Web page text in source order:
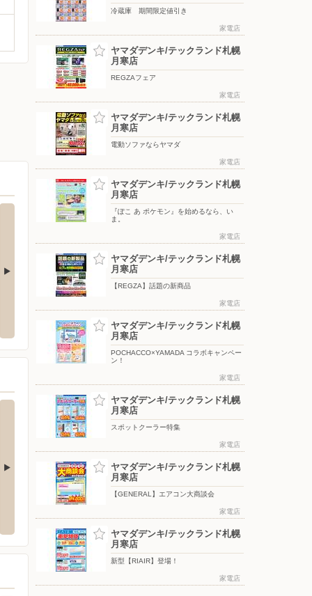
央町11-1 〒064-0808 北海道札幌市中央区南八条西25丁目2-1
条1-4-1CiiNA CiiNA琴似B1
ロピア/屯田店
〒002-0858 札幌市北区屯田8条3丁目5-1屯田1階
冷蔵庫 期間限定値引き
家電店
ヤマダデンキ/テックランド札幌
月寒店
REGZAフェア
家電店
ヤマダデンキ/テックランド札幌
月寒店
電動ソファならヤマダ
家電店
ヤマダデンキ/テックランド札幌
月寒店
『ぽこ あ ポケモン』を始めるなら、い
ま。
家電店
ヤマダデンキ/テックランド札幌
月寒店
【REGZA】話題の新商品
家電店
ヤマダデンキ/テックランド札幌
月寒店
POCHACCO×YAMADA コラボキャンペー
ン！
家電店
ヤマダデンキ/テックランド札幌
月寒店
スポットクーラー特集
家電店
ヤマダデンキ/テックランド札幌
月寒店
【GENERAL】エアコン大商談会
家電店
ヤマダデンキ/テックランド札幌
月寒店
新型【RIAIR】登場！
家電店